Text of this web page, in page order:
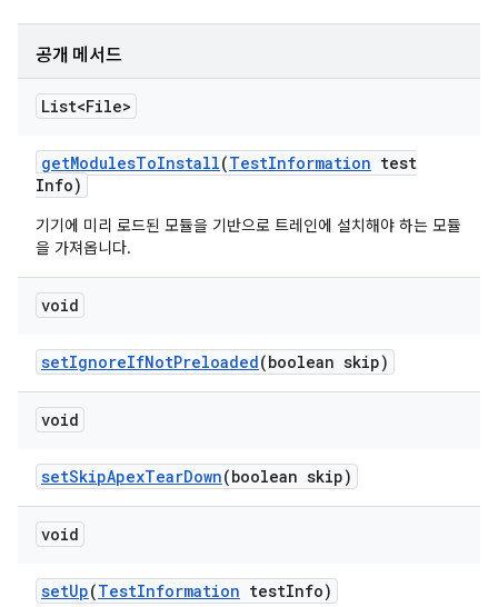
공개 메서드
List<File>
getModulesToInstall(TestInformation test
Info)
기기에 미리 로드된 모듈을 기반으로 트레인에 설치해야 하는 모듈
을 가져옵니다.
void
setIgnoreIfNotPreloaded(boolean skip)
void
setSkipApexTearDown(boolean skip)
void
setUp(TestInformation testInfo)